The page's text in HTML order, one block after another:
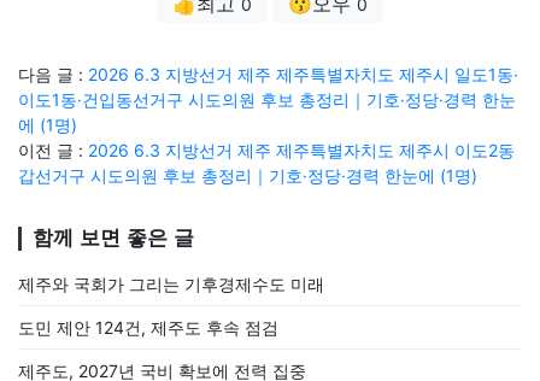
0 0
다음 글 : 2026 6.3 지방선거 제주 제주특별자치도 제주시 일도1동·
이도1동·건입동선거구 시도의원 후보 총정리｜기호·정당·경력 한눈
에 (1명)
이전 글 : 2026 6.3 지방선거 제주 제주특별자치도 제주시 이도2동
갑선거구 시도의원 후보 총정리｜기호·정당·경력 한눈에 (1명)
함께 보면 좋은 글
제주와 국회가 그리는 기후경제수도 미래
도민 제안 124건, 제주도 후속 점검
제주도, 2027년 국비 확보에 전력 집중